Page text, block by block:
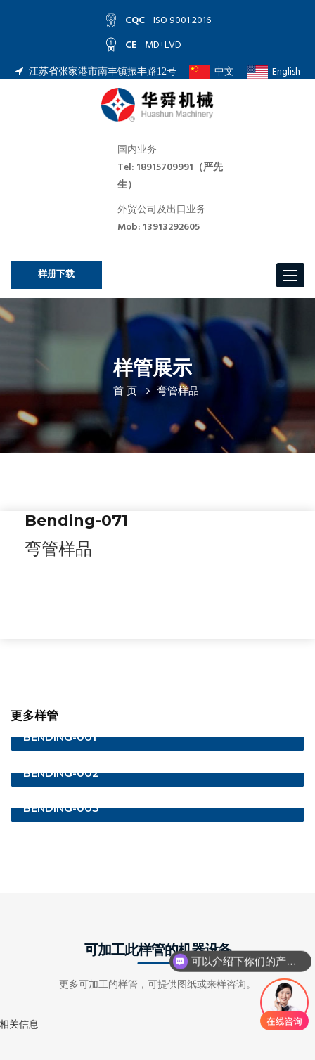
CQC ISO 9001:2016
CE MD+LVD
江苏省张家港市南丰镇振丰路12号 中文 English
国内业务
Tel: 18915709991（严先
生）
外贸公司及出口业务
Mob: 13913292605
Toggle
样册下载
样管展示
首 页 弯管样品
Bending-071
弯管样品
更多样管
BENDING-001
BENDING-002
BENDING-003
可加工此样管的机器设备
更多可加工的样管，可提供图纸或来样咨询。
关信息
可以介绍下你们的产品么